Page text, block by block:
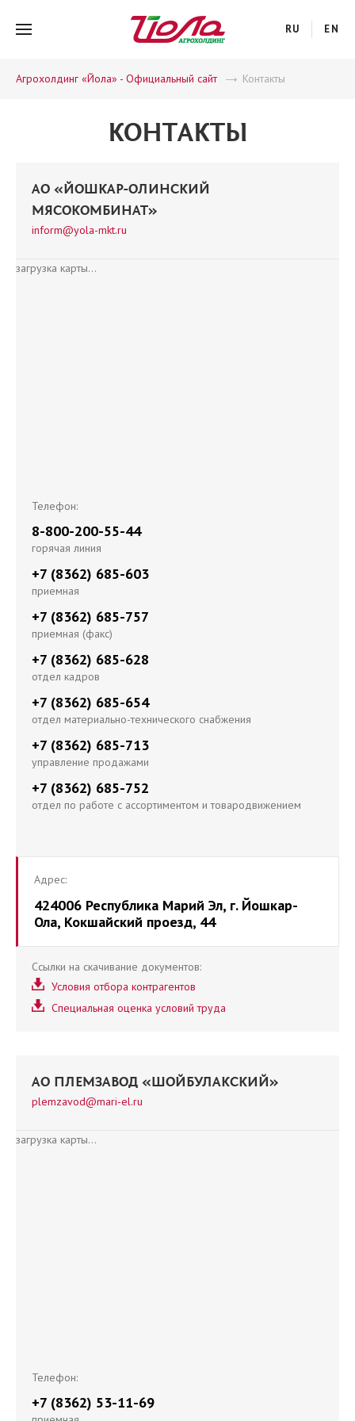
RU EN
Агрохолдинг «Йола» - Официальный сайт Контакты
КОНТАКТЫ
загрузка карты...
АО «ЙОШКАР-ОЛИНСКИЙ
МЯСОКОМБИНАТ»
inform@yola-mkt.ru
Телефон:
8-800-200-55-44
горячая линия
+7 (8362) 685-603
приемная
+7 (8362) 685-757
приемная (факс)
+7 (8362) 685-628
отдел кадров
+7 (8362) 685-654
отдел материально-технического снабжения
+7 (8362) 685-713
управление продажами
+7 (8362) 685-752
отдел по работе с ассортиментом и товародвижением
Адрес:
424006 Республика Марий Эл, г. Йошкар-
Ола, Кокшайский проезд, 44
Ссылки на скачивание документов:
Условия отбора контрагентов
Специальная оценка условий труда
загрузка карты...
АО ПЛЕМЗАВОД «ШОЙБУЛАКСКИЙ»
plemzavod@mari-el.ru
Телефон:
+7 (8362) 53-11-69